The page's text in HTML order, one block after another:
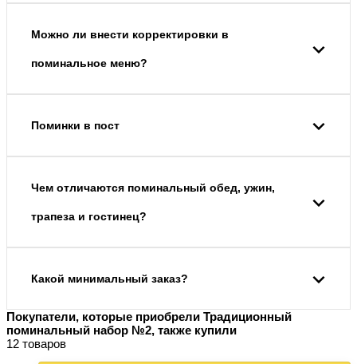
Можно ли внести корректировки в
поминальное меню?
Поминки в пост
Чем отличаются поминальный обед, ужин,
трапеза и гостинец?
Какой минимальный заказ?
Покупатели, которые приобрели Традиционный
поминальный набор №2, также купили
12 товаров